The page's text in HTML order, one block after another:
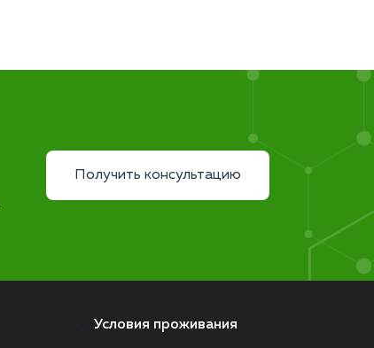
Получить консультацию
Условия проживания